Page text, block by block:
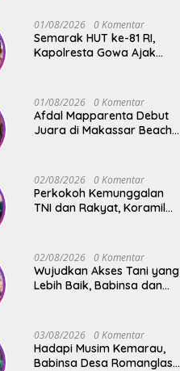
Kedisiplinan Calon
Paskibraka Kecamatan
Bontonompo
01/08/2026 0 Komentar
Semarak HUT ke-81 RI,
Kapolresta Gowa Ajak
01/08/2026 0 Komentar
Afdal Mapparenta Debut
Juara di Makassar Beach
02/08/2026 0 Komentar
Perkokoh Kemunggalan
TNI dan Rakyat, Koramil
02/08/2026 0 Komentar
Wujudkan Akses Tani yang
Lebih Baik, Babinsa dan
Swadaya
03/08/2026 0 Komentar
Hadapi Musim Kemarau,
Babinsa Desa Romanglasa